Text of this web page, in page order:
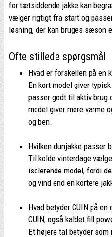
for tætsiddende jakke kan
vælger rigtigt fra start og
løsning, der kan bruges sæson
Ofte stillede spørgsmål
Hvad er forskellen på en
En kort model giver
passer godt til aktiv brug
model giver mere varme
og ben.
Hvilken dunjakke passer
Til kolde vinterdage
isolerende model, fordi
og vind end en kortere
Hvad betyder CUIN på en
CUIN, også kaldet fill
Et højere tal betyder